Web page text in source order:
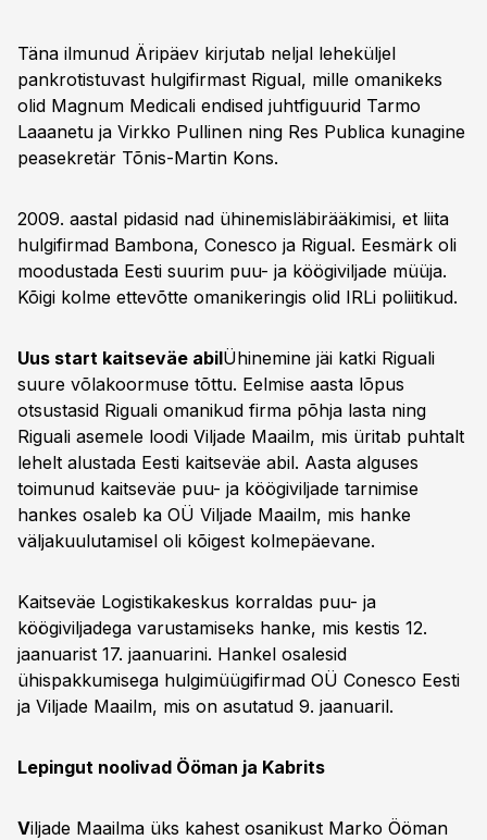
Täna ilmunud Äripäev kirjutab neljal leheküljel
pankrotistuvast hulgifirmast Rigual, mille omanikeks
olid Magnum Medicali endised juhtfiguurid Tarmo
Laaanetu ja Virkko Pullinen ning Res Publica kunagine
peasekretär Tõnis-Martin Kons.
2009. aastal pidasid nad ühinemisläbirääkimisi, et liita
hulgifirmad Bambona, Conesco ja Rigual. Eesmärk oli
moodustada Eesti suurim puu- ja köögiviljade müüja.
Kõigi kolme ettevõtte omanikeringis olid IRLi poliitikud.
Uus start kaitseväe abilÜhinemine jäi katki Riguali
suure võlakoormuse tõttu. Eelmise aasta lõpus
otsustasid Riguali omanikud firma põhja lasta ning
Riguali asemele loodi Viljade Maailm, mis üritab puhtalt
lehelt alustada Eesti kaitseväe abil. Aasta alguses
toimunud kaitseväe puu- ja köögiviljade tarnimise
hankes osaleb ka OÜ Viljade Maailm, mis hanke
väljakuulutamisel oli kõigest kolmepäevane.
Kaitseväe Logistikakeskus korraldas puu- ja
köögiviljadega varustamiseks hanke, mis kestis 12.
jaanuarist 17. jaanuarini. Hankel osalesid
ühispakkumisega hulgimüügifirmad OÜ Conesco Eesti
ja Viljade Maailm, mis on asutatud 9. jaanuaril.
Lepingut noolivad Ööman ja Kabrits
Viljade Maailma üks kahest osanikust Marko Ööman